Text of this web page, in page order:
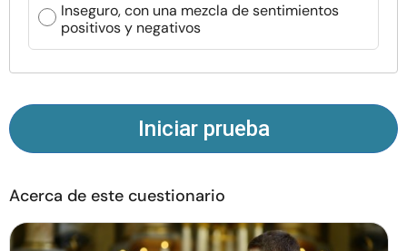
Encuentra un terapeuta
Sobre nosotros Contáctanos Escríbenos
Publicidad con
Inseguro, con una mezcla de sentimientos
positivos y negativos
Iniciar prueba
Acerca de este cuestionario